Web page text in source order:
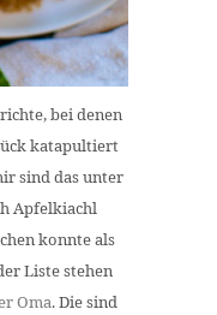
bei denen
katapultiert
sind das unter
Apfelkiachl
konnte als
Liste stehen
Oma. Die sind